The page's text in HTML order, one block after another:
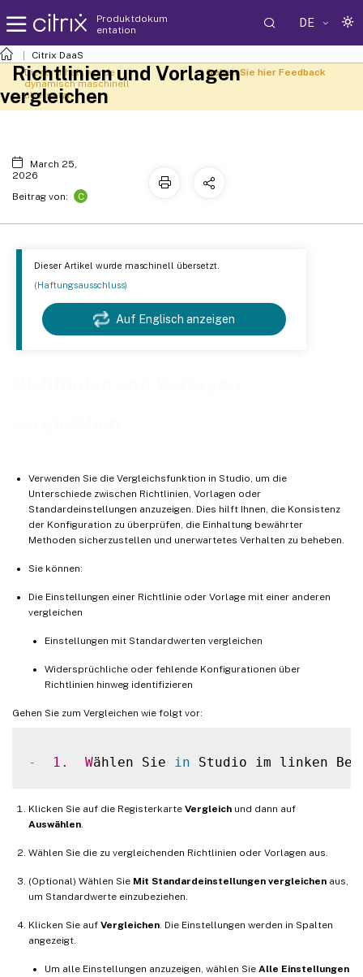
Produktdokum
entation
DE
Citrix DaaS
Dieser Artikel wurde maschinell übersetzt.
(Haftungsausschluss)
Auf Englisch anzeigen
Verwenden Sie die Vergleichsfunktion in Studio, um die
Unterschiede zwischen Richtlinien, Vorlagen oder
Standardeinstellungen anzuzeigen. Dies hilft Ihnen, die Konsistenz
der Konfiguration zu überprüfen, die Einhaltung bewährter
Methoden sicherzustellen und unerwartetes Verhalten zu beheben.
Sie können:
Die Einstellungen einer Richtlinie oder Vorlage mit einer anderen
vergleichen
Einstellungen mit Standardwerten vergleichen
Widersprüchliche oder fehlende Konfigurationen über
Richtlinien hinweg identifizieren
Gehen Sie zum Vergleichen wie folgt vor:
- 1. Wählen Sie in Studio im linken
Klicken Sie auf die Registerkarte Vergleich und dann auf
Auswählen
Wählen Sie die zu vergleichenden Richtlinien oder Vorlagen aus.
(Optional) Wählen Sie Mit Standardeinstellungen vergleichen aus,
um Standardwerte einzubeziehen.
Klicken Sie auf Vergleichen . Die Einstellungen werden in Spalten
angezeigt.
Um alle Einstellungen anzuzeigen, wählen Sie Alle Einstellungen
Dieser Inhalt wurde
dynamisch maschinell
übersetzt.
Geben Sie hier Feedback
Richtlinien und Vorlagen
vergleichen
March 25,
2026
Beitrag von:
C